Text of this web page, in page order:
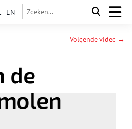
EN
Volgende video →
de